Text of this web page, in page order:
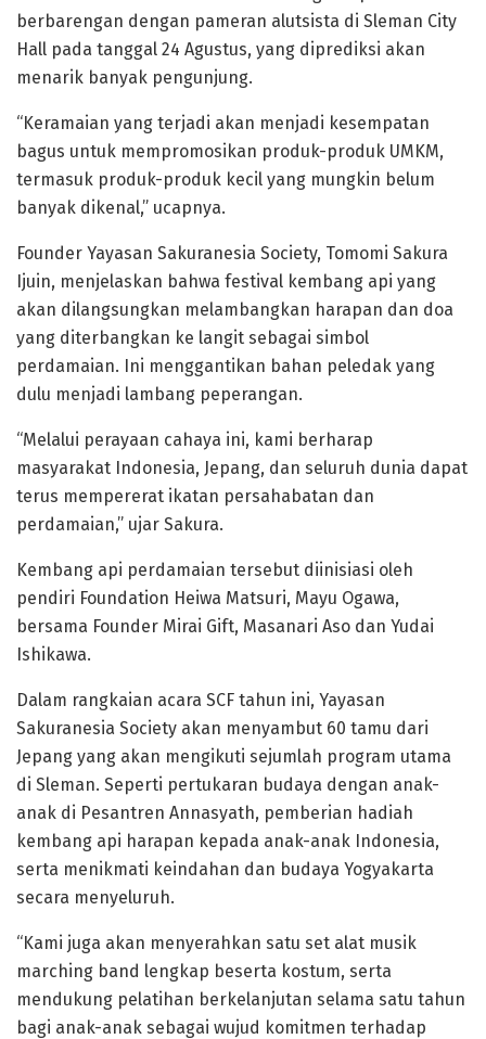
berbarengan dengan pameran alutsista di Sleman City
Hall pada tanggal 24 Agustus, yang diprediksi akan
menarik banyak pengunjung.
“Keramaian yang terjadi akan menjadi kesempatan
bagus untuk mempromosikan produk-produk UMKM,
termasuk produk-produk kecil yang mungkin belum
banyak dikenal,” ucapnya.
Founder Yayasan Sakuranesia Society, Tomomi Sakura
Ijuin, menjelaskan bahwa festival kembang api yang
akan dilangsungkan melambangkan harapan dan doa
yang diterbangkan ke langit sebagai simbol
perdamaian. Ini menggantikan bahan peledak yang
dulu menjadi lambang peperangan.
“Melalui perayaan cahaya ini, kami berharap
masyarakat Indonesia, Jepang, dan seluruh dunia dapat
terus mempererat ikatan persahabatan dan
perdamaian,” ujar Sakura.
Kembang api perdamaian tersebut diinisiasi oleh
pendiri Foundation Heiwa Matsuri, Mayu Ogawa,
bersama Founder Mirai Gift, Masanari Aso dan Yudai
Ishikawa.
Dalam rangkaian acara SCF tahun ini, Yayasan
Sakuranesia Society akan menyambut 60 tamu dari
Jepang yang akan mengikuti sejumlah program utama
di Sleman. Seperti pertukaran budaya dengan anak-
anak di Pesantren Annasyath, pemberian hadiah
kembang api harapan kepada anak-anak Indonesia,
serta menikmati keindahan dan budaya Yogyakarta
secara menyeluruh.
“Kami juga akan menyerahkan satu set alat musik
marching band lengkap beserta kostum, serta
mendukung pelatihan berkelanjutan selama satu tahun
bagi anak-anak sebagai wujud komitmen terhadap